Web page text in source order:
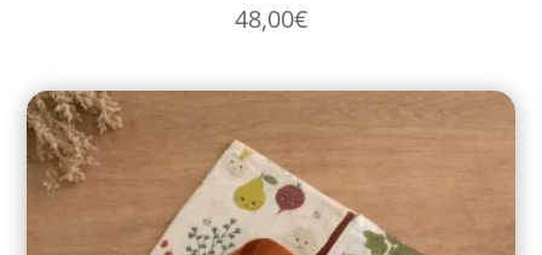
48,00€